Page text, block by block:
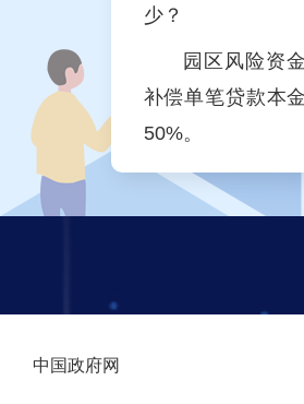
少？
园区风险资
补偿单笔贷款本
50%。
中国政府网